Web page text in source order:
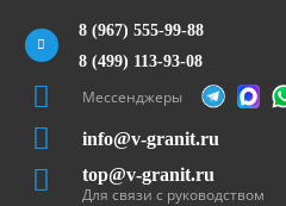
8 (967) 555-99-88
8 (499) 113-93-08
Мессенджеры
info@v-granit.ru
top@v-granit.ru
Для связи с руководством